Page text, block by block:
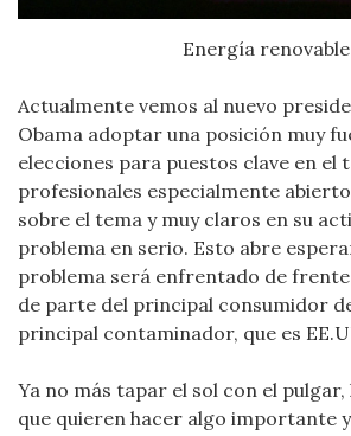
Energía renovable
Actualmente vemos al nuevo
Obama adoptar una posición muy
elecciones para puestos clave en el
profesionales especialmente
sobre el tema y muy claros en su
problema en serio. Esto abre
problema será enfrentado de
de parte del principal consumidor
principal contaminador, que es
Ya no más tapar el sol con el
que quieren hacer algo importante